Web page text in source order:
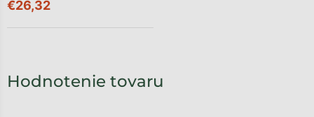
Hodnotenie tovaru
€26,32